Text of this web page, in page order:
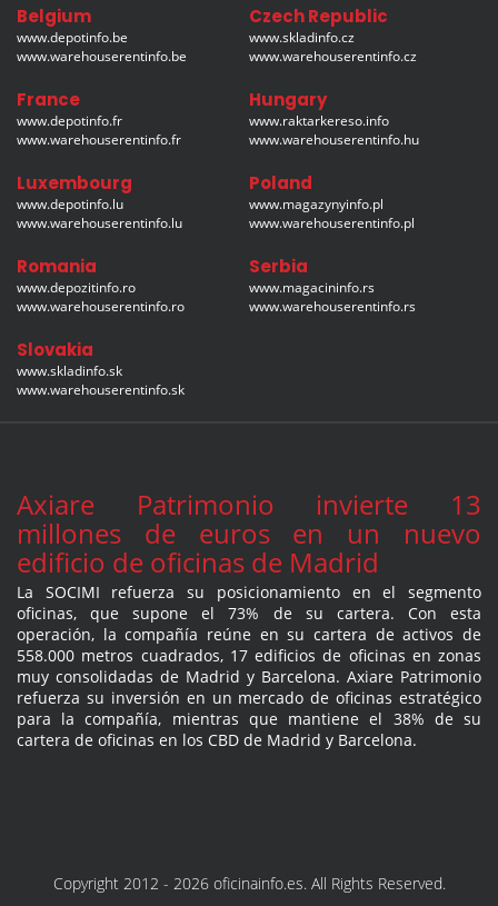
Belgium
www.depotinfo.be
www.warehouserentinfo.be
Czech Republic
www.skladinfo.cz
www.warehouserentinfo.cz
France
www.depotinfo.fr
www.warehouserentinfo.fr
Hungary
www.raktarkereso.info
www.warehouserentinfo.hu
Luxembourg
www.depotinfo.lu
www.warehouserentinfo.lu
Poland
www.magazynyinfo.pl
www.warehouserentinfo.pl
Romania
www.depozitinfo.ro
www.warehouserentinfo.ro
Serbia
www.magacininfo.rs
www.warehouserentinfo.rs
Slovakia
www.skladinfo.sk
www.warehouserentinfo.sk
Axiare Patrimonio invierte 13
millones de euros en un nuevo
edificio de oficinas de Madrid
La SOCIMI refuerza su posicionamiento en el segmento
oficinas, que supone el 73% de su cartera. Con esta
operación, la compañía reúne en su cartera de activos de
558.000 metros cuadrados, 17 edificios de oficinas en zonas
muy consolidadas de Madrid y Barcelona. Axiare Patrimonio
refuerza su inversión en un mercado de oficinas estratégico
para la compañía, mientras que mantiene el 38% de su
cartera de oficinas en los CBD de Madrid y Barcelona.
Copyright 2012 - 2026 oficinainfo.es. All Rights Reserved.